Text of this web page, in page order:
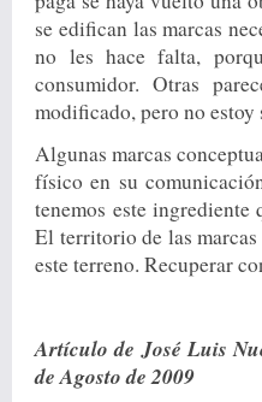
se edifican las marcas
no les hace falta,
consumidor. Otras
modificado, pe­ro no estoy
Algunas marcas
físico en su
tenemos este ingrediente
El terri­torio de las
este terreno. Recu­perar
Artículo de José Luis
de Agosto de 2009